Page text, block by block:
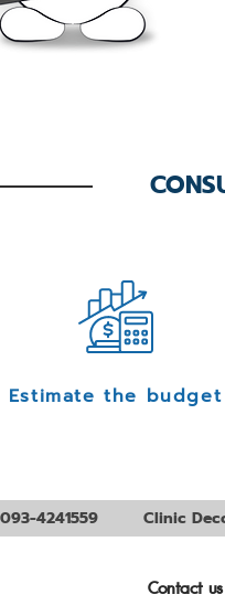
Estimate the budget
093-4241559 Clinic
Contact us